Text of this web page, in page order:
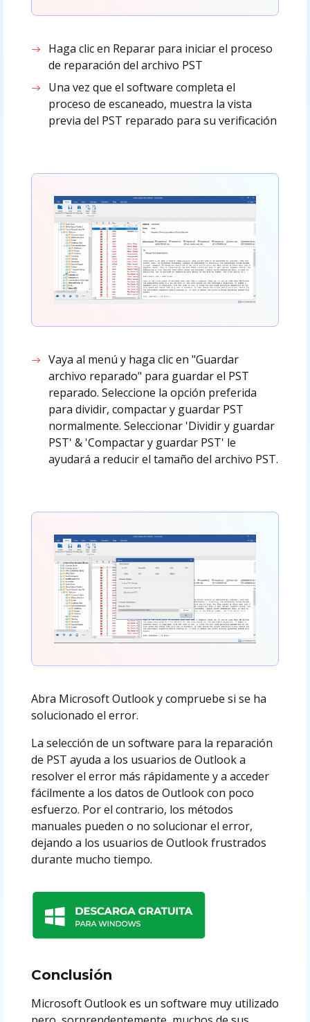
Haga clic en Reparar para iniciar el proceso
de reparación del archivo PST
Una vez que el software completa el
proceso de escaneado, muestra la vista
previa del PST reparado para su verificación
Vaya al menú y haga clic en "Guardar
archivo reparado" para guardar el PST
reparado. Seleccione la opción preferida
para dividir, compactar y guardar PST
normalmente. Seleccionar 'Dividir y guardar
PST' & 'Compactar y guardar PST' le
ayudará a reducir el tamaño del archivo PST.
Abra Microsoft Outlook y compruebe si se ha
solucionado el error.
La selección de un software para la reparación
de PST ayuda a los usuarios de Outlook a
resolver el error más rápidamente y a acceder
fácilmente a los datos de Outlook con poco
esfuerzo. Por el contrario, los métodos
manuales pueden o no solucionar el error,
dejando a los usuarios de Outlook frustrados
durante mucho tiempo.
Conclusión
Microsoft Outlook es un software muy utilizado